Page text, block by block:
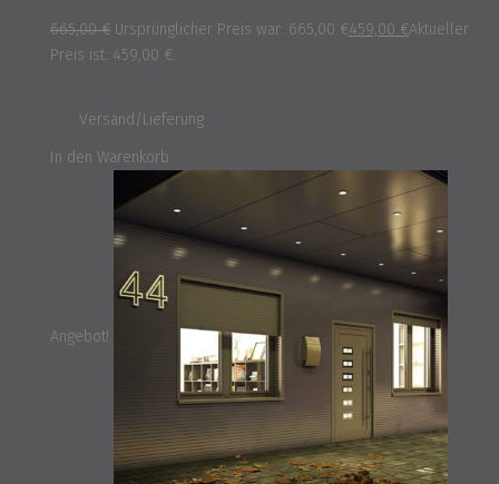
665,00€ Ursprünglicher Preis war: 665,00 €459,00 €Aktueller
Preis ist: 459,00 €.
Versand/Lieferung
In den Warenkorb
Angebot!